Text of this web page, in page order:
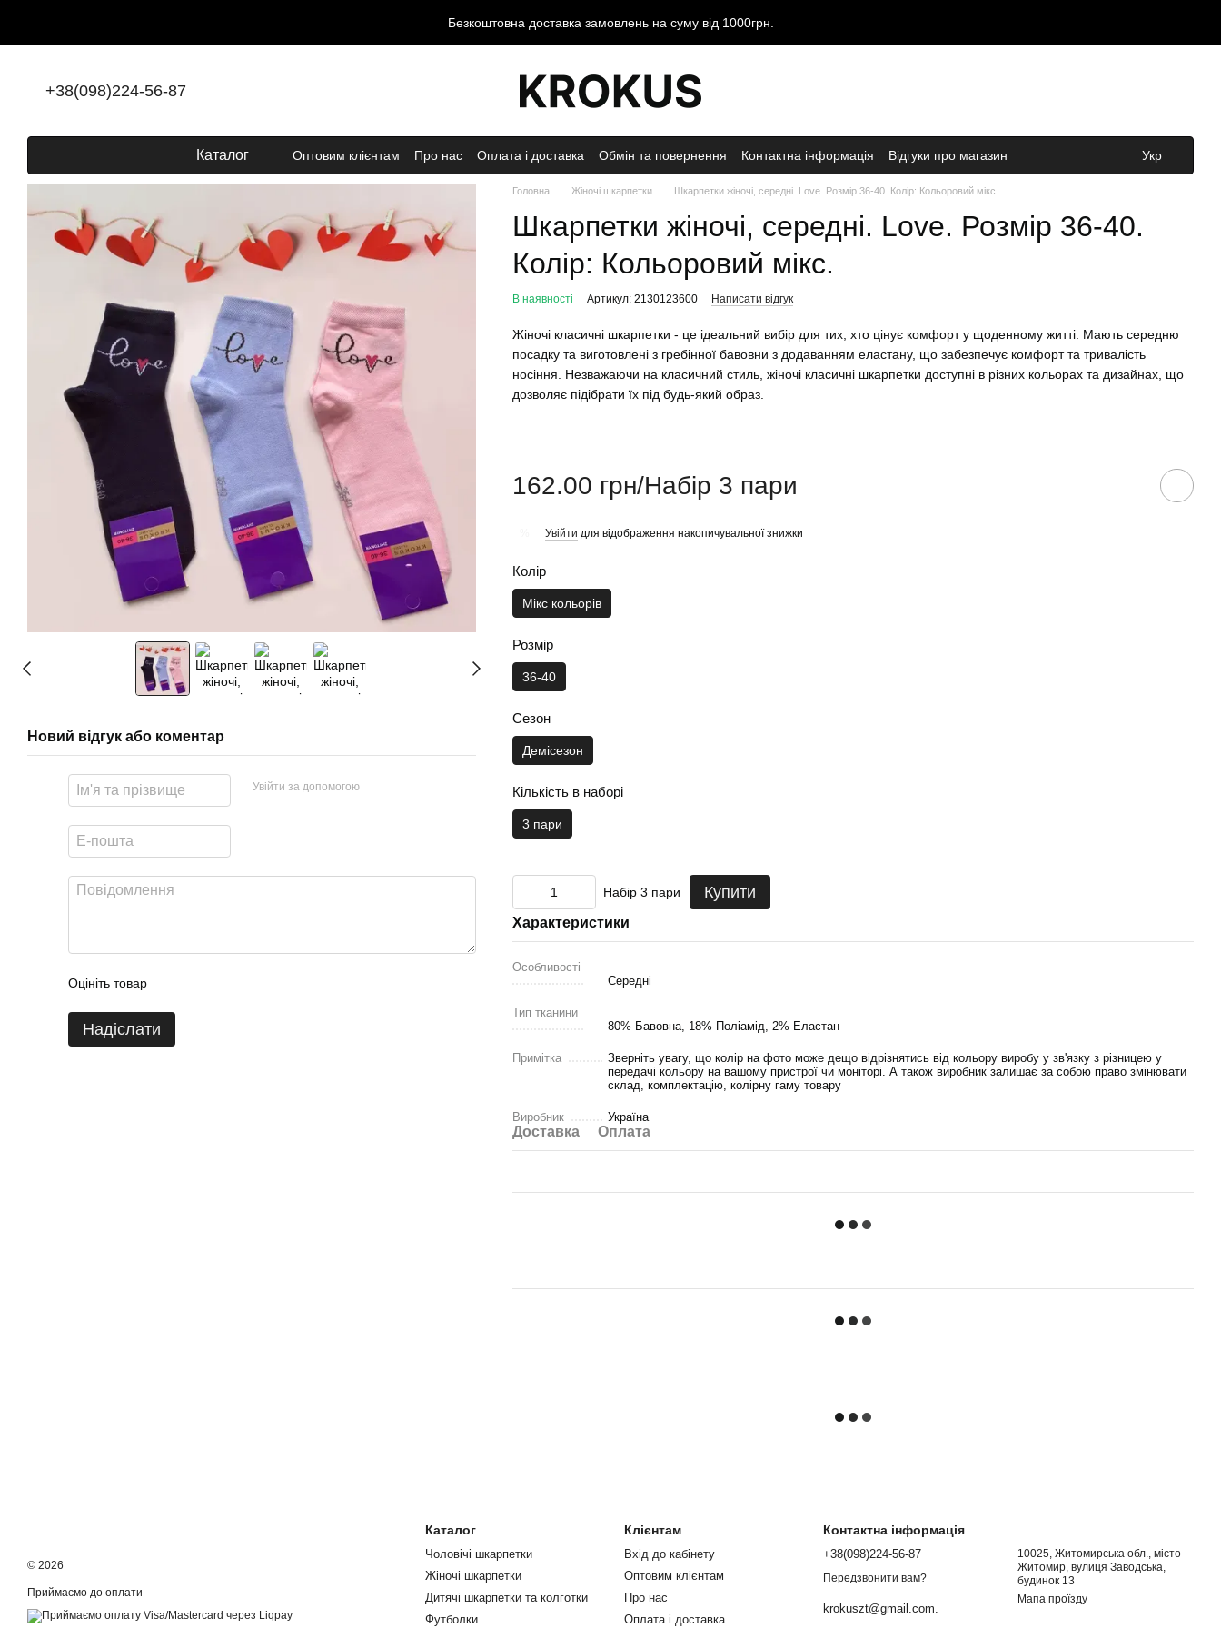
Безкоштовна доставка замовлень на суму від 1000грн.
+38(098)224-56-87
Каталог Оптовим клієнтам Про нас Оплата і доставка Обмін та повернення Контактна інформація Відгуки про магазин Укр
Новий відгук або коментар
Увійти за допомогою
Оцініть товар
Надіслати
Головна Жіночі шкарпетки Шкарпетки жіночі, середні. Love. Розмір 36-40. Колір: Кольоровий мікс.
Шкарпетки жіночі, середні. Love. Розмір 36-40.
Колір: Кольоровий мікс.
В наявності Артикул: 2130123600 Написати відгук
Жіночі класичні шкарпетки - це ідеальний вибір для тих, хто цінує комфорт у щоденному житті. Мають середню
посадку та виготовлені з гребінної бавовни з додаванням еластану, що забезпечує комфорт та тривалість
носіння. Незважаючи на класичний стиль, жіночі класичні шкарпетки доступні в різних кольорах та дизайнах, що
дозволяє підібрати їх під будь-який образ.
162.00 грн/Набір 3 пари
Увійти для відображення накопичувальної знижки
Колір
Мікс кольорів
Розмір
36-40
Сезон
Демісезон
Кількість в наборі
3 пари
Набір 3 пари Купити
Характеристики
Особливості
Середні
Тип тканини
80% Бавовна, 18% Поліамід, 2% Еластан
Примітка
Зверніть увагу, що колір на фото може дещо відрізнятись від кольору виробу у зв'язку з різницею у
передачі кольору на вашому пристрої чи моніторі. А також виробник залишає за собою право змінювати
склад, комплектацію, колірну гаму товару
Виробник Україна
Доставка Оплата
© 2026
Приймаємо до оплати
Каталог
Чоловічі шкарпетки
Жіночі шкарпетки
Дитячі шкарпетки та колготки
Футболки
Клієнтам
Вхід до кабінету
Оптовим клієнтам
Про нас
Оплата і доставка
Контактна інформація
+38(098)224-56-87
Передзвонити вам?
krokuszt@gmail.com.
10025, Житомирська обл., місто
Житомир, вулиця Заводська,
будинок 13
Мапа проїзду